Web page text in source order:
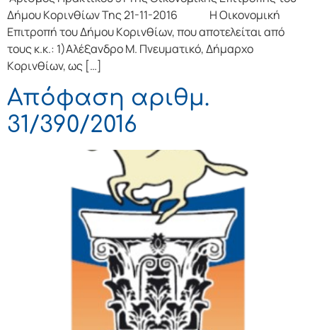
Δήμoυ Κoριvθίωv Της 21-11-2016 Η Οικονομική
Επιτρoπή τoυ Δήμoυ Κoριvθίωv, πoυ απoτελείται από
τoυς κ.κ.: 1)Αλέξανδρο Μ. Πνευματικό, Δήμαρχo
Κoριvθίωv, ως […]
Απόφαση αριθμ.
31/390/2016